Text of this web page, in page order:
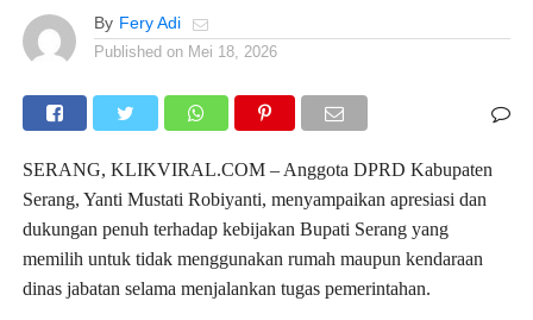
By Fery Adi
Published on Mei 18, 2026
SERANG, KLIKVIRAL.COM – Anggota DPRD Kabupaten
Serang, Yanti Mustati Robiyanti, menyampaikan apresiasi dan
dukungan penuh terhadap kebijakan Bupati Serang yang
memilih untuk tidak menggunakan rumah maupun kendaraan
dinas jabatan selama menjalankan tugas pemerintahan.